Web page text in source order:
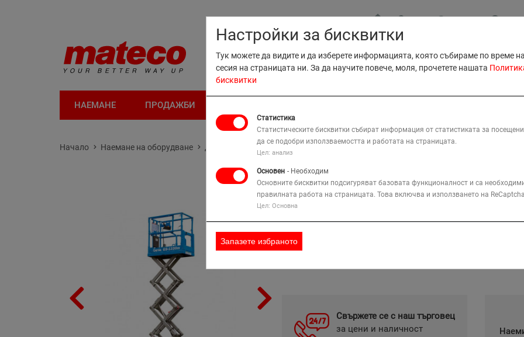
B2B
B2B
НАЕМАНЕ ПРОДАЖБИ
МЕСТА
КАРТА
КОНТАКТ
Начало Наемане на оборудване Дивизия Подемни Платформи Вертикални асансьори и ножични платформи
GS-1330m
Свържете се с наш търговец
за цени и наличност
Настройки за бисквитки
Тук можете да видите и да изберете информацията, която събираме по време
сесия на страницата ни. За да научите повече, моля, прочетете нашата
бисквитки
Статистика
Статистическите бисквитки събират информация от статистиката за
да се подобри използваемостта и работата на страницата.
Цел: анализ
Основен - Необходим
Основните бисквитки подсигуряват базовата функционалност и са
правилната работа на страницата. Това включва и използването на
Цел: Основна
Запазете избраното